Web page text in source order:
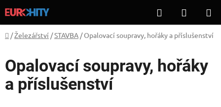
na
obsah
Hledat
KOŠÍK
Domů
/Železářství /STAVBA / Opalovací soupravy, hořáky a příslušenství
Opalovací soupravy, hořáky
a příslušenství